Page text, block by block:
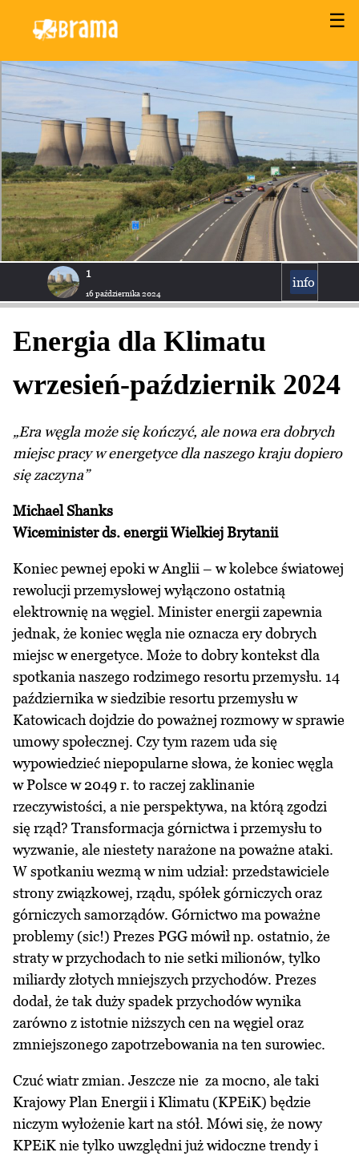
☰
1
16 października 2024
info
Energia dla Klimatu
wrzesień-październik 2024
„Era węgla może się kończyć, ale nowa era dobrych
miejsc pracy w energetyce dla naszego kraju dopiero
się zaczyna”
Michael Shanks
Wiceminister ds. energii Wielkiej Brytanii
Koniec pewnej epoki w Anglii – w kolebce światowej
rewolucji przemysłowej wyłączono ostatnią
elektrownię na węgiel. Minister energii zapewnia
jednak, że koniec węgla nie oznacza ery dobrych
miejsc w energetyce. Może to dobry kontekst dla
spotkania naszego rodzimego resortu przemysłu. 14
października w siedzibie resortu przemysłu w
Katowicach dojdzie do poważnej rozmowy w sprawie
umowy społecznej. Czy tym razem uda się
wypowiedzieć niepopularne słowa, że koniec węgla
w Polsce w 2049 r. to raczej zaklinanie
rzeczywistości, a nie perspektywa, na którą zgodzi
się rząd? Transformacja górnictwa i przemysłu to
wyzwanie, ale niestety narażone na poważne ataki.
W spotkaniu wezmą w nim udział: przedstawiciele
strony związkowej, rządu, spółek górniczych oraz
górniczych samorządów. Górnictwo ma poważne
problemy (sic!) Prezes PGG mówił np. ostatnio, że
straty w przychodach to nie setki milionów, tylko
miliardy złotych mniejszych przychodów. Prezes
dodał, że tak duży spadek przychodów wynika
zarówno z istotnie niższych cen na węgiel oraz
zmniejszonego zapotrzebowania na ten surowiec.
Czuć wiatr zmian. Jeszcze nie za mocno, ale taki
Krajowy Plan Energii i Klimatu (KPEiK) będzie
niczym wyłożenie kart na stół. Mówi się, że nowy
KPEiK nie tylko uwzględni już widoczne trendy i